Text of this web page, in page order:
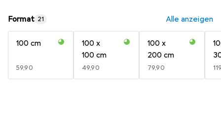
Format 21 Alle anzeigen
100 cm
EUR
59,90
100 x
100 cm
EUR
49,90
100 x
200 cm
EUR
79,90